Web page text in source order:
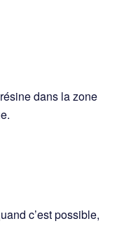
dans la zone
c’est possible,